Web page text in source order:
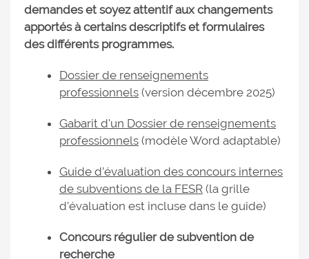
demandes et soyez attentif aux changements
apportés à certains descriptifs et formulaires
des différents programmes.
Dossier de renseignements
professionnels (version décembre 2025)
Gabarit d'un Dossier de renseignements
professionnels (modèle Word adaptable)
Guide d’évaluation des concours internes
de subventions de la FESR (la grille
d’évaluation est incluse dans le guide)
Concours régulier de subvention de
recherche